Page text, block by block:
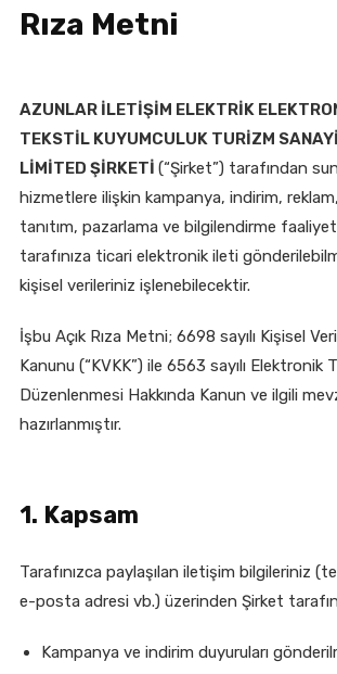
Rıza Metni
AZUNLAR İLETİŞİM ELEKTRİK
TEKSTİL KUYUMCULUK TURİZM
LİMİTED ŞİRKETİ (“Şirket”) tarafından
hizmetlere ilişkin kampanya, indirim,
tanıtım, pazarlama ve bilgilendirme
tarafınıza ticari elektronik ileti
kişisel verileriniz işlenebilecektir.
İşbu Açık Rıza Metni; 6698 sayılı Kişisel
Kanunu (“KVKK”) ile 6563 sayılı Elektronik
Düzenlenmesi Hakkında Kanun ve ilgili
hazırlanmıştır.
1. Kapsam
Tarafınızca paylaşılan iletişim bilgileriniz
e-posta adresi vb.) üzerinden Şirket
Kampanya ve indirim duyuruları